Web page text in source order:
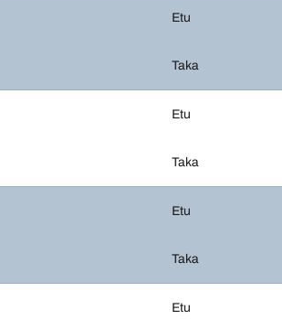
Etu
Taka
Etu
Taka
Etu
Taka
Etu